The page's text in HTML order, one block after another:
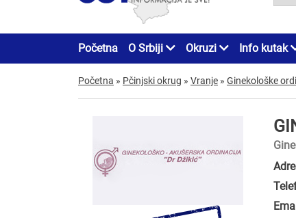
Početna O Srbiji Okruzi Info kutak
Početna » Pčinjski okrug » Vranje » Ginekološke